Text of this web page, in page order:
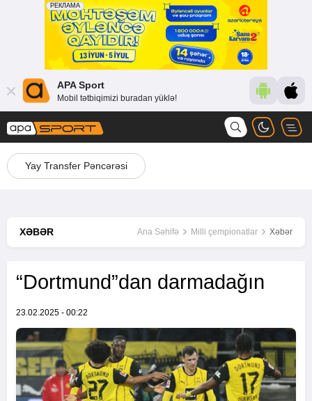
APA Sport
Mobil tətbiqimizi buradan yüklə!
Yay Transfer Pəncərəsi
XƏBƏR Ana Səhifə Milli çempionatlar Xəbər
“Dortmund”dan darmadağın
23.02.2025 - 00:22